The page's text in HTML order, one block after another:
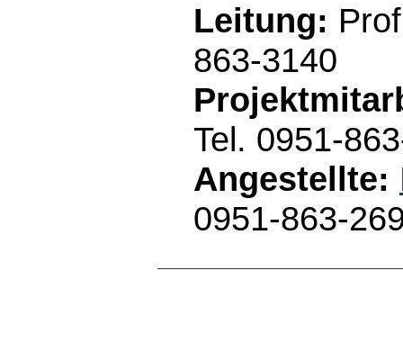
Leitung:
863-3140
Tel. 0951-
Angestellte:
0951-863-